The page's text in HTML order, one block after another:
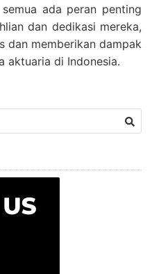
ada peran penting
dan dedikasi mereka,
dan memberikan dampak
aktuaria di Indonesia.